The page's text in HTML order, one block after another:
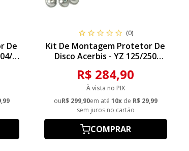
De
18
(0)
Kit De Montagem Protetor De
Disco Acerbis - YZ 125/250
WR250/450F 04/18
R$ 284,90
À vista no PIX
ouR$ 299,90em até 10xde R$ 29,99
sem juros no cartão
COMPRAR